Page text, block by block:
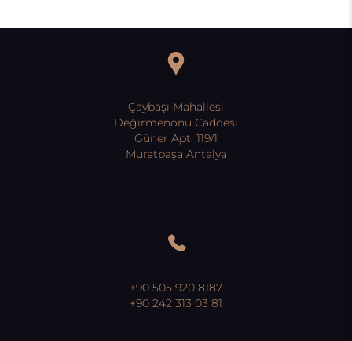
Çaybaşı Mahallesi
Değirmenönü Caddesi
Güner Apt. 119/1
Muratpaşa Antalya
+90 505 920 8187
+90 242 313 03 81